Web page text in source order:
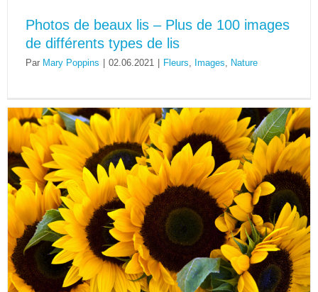
Photos de beaux lis – Plus de 100 images
de différents types de lis
Par Mary Poppins | 02.06.2021 | Fleurs Images Nature